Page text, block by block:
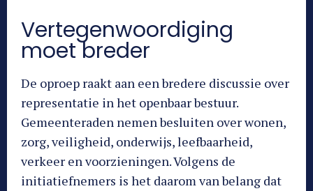
Vertegenwoordiging
moet breder
De oproep raakt aan een bredere discussie over
representatie in het openbaar bestuur.
Gemeenteraden nemen besluiten over wonen,
zorg, veiligheid, onderwijs, leefbaarheid,
verkeer en voorzieningen. Volgens de
initiatiefnemers is het daarom van belang dat